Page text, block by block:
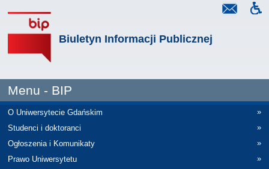
Biuletyn Informacji Publicznej
Menu - BIP
O Uniwersytecie Gdańskim
»
Studenci i doktoranci
»
Ogłoszenia i Komunikaty
»
Prawo Uniwersytetu
»